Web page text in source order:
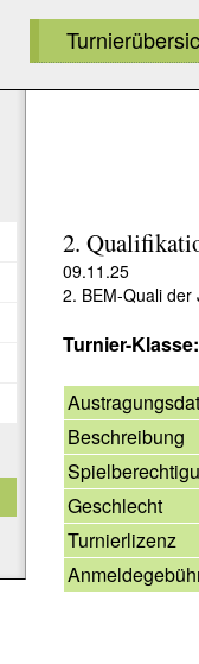
2.
09.11.25
2. BEM-Quali der
Turnier-
Beschreibung
Geschlecht
Turnierlizenz